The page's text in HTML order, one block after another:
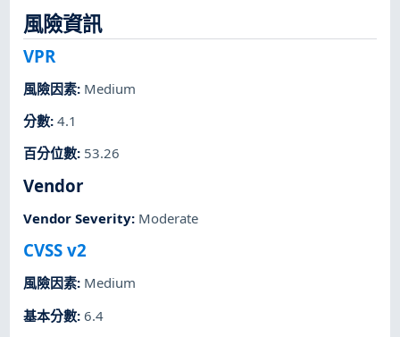
風險資訊
VPR
風險因素: Medium
分數:4.1
百分位數: 53.26
Vendor
Vendor Severity: Moderate
CVSS v2
風險因素: Medium
基本分數:6.4